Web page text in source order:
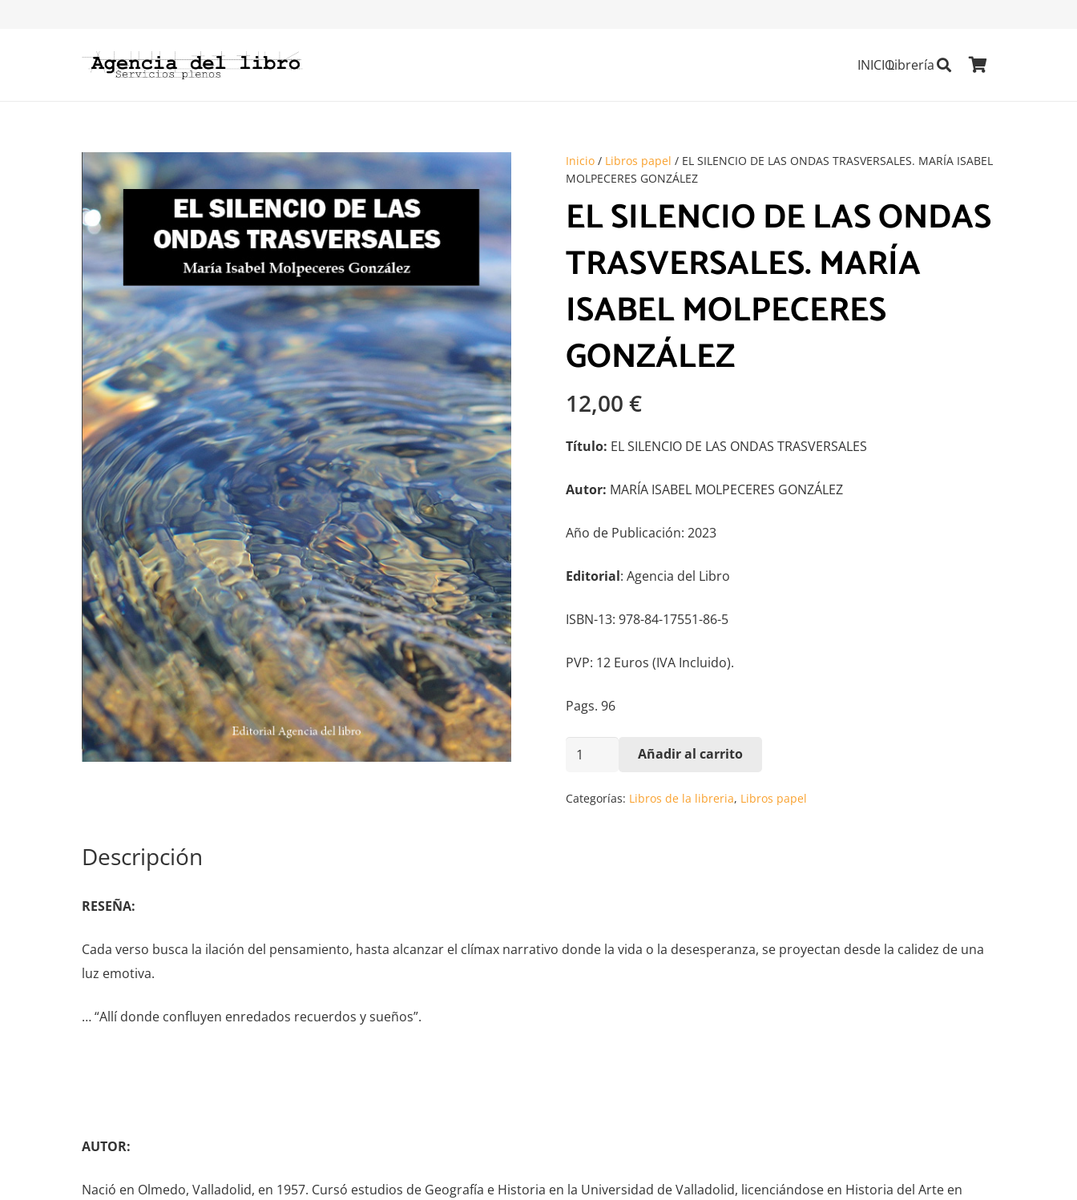
INICIOLibrería
Inicio / Libros papel / EL SILENCIO DE LAS ONDAS TRASVERSALES. MARÍA ISABEL
MOLPECERES GONZÁLEZ
EL SILENCIO DE LAS ONDAS
TRASVERSALES. MARÍA
ISABEL MOLPECERES
GONZÁLEZ
12,00€
Título: EL SILENCIO DE LAS ONDAS TRASVERSALES
Autor: MARÍA ISABEL MOLPECERES GONZÁLEZ
Año de Publicación: 2023
Editorial: Agencia del Libro
ISBN-13: 978-84-17551-86-5
PVP: 12 Euros (IVA Incluido).
Pags. 96
EL
DE
MOLPECERES
Añadir al carrito
Categorías: Libros de la libreria, Libros papel
Descripción
RESEÑA:
Cada verso busca la ilación del pensamiento, hasta alcanzar el clímax narrativo donde la vida o la desesperanza, se proyectan desde la calidez de una
luz emotiva.
… “Allí donde confluyen enredados recuerdos y sueños”.
AUTOR:
Nació en Olmedo, Valladolid, en 1957. Cursó estudios de Geografía e Historia en la Universidad de Valladolid, licenciándose en Historia del Arte en